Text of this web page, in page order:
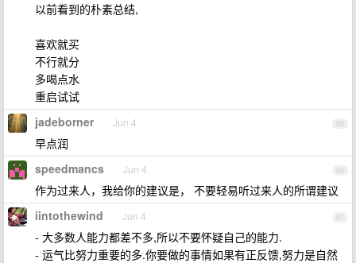
以前看到的朴素总结,
喜欢就买
不行就分
多喝点水
重启试试
65
jadeborner Jun 4
早点润
66
speedmancs Jun 4
作为过来人，我给你的建议是， 不要轻易听过来人的所谓建议
67
iintothewind Jun 4
- 大多数人能力都差不多,所以不要怀疑自己的能力.
- 运气比努力重要的多.你要做的事情如果有正反馈,努力是自然